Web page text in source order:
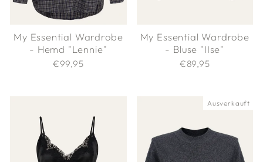
My Essential Wardrobe
- Hemd "Lennie"
€99,95
My Essential Wardrobe
- Bluse "IIse"
€89,95
Ausverkauft